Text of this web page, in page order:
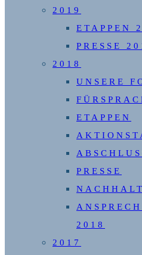
2019
ETAPPEN
PRESSE
2018
UNSERE
ETAPPEN
PRESSE
2018
2017